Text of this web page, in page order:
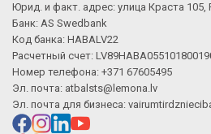
Юрид. и факт. адрес: улица Краста 105,
Банк: AS Swedbank
Код банка: HABALV22
Расчетный счет:
Номер телефона: +371 67605495
Эл. почта: atbalsts@lemona.lv
Эл. почта для бизнеса: